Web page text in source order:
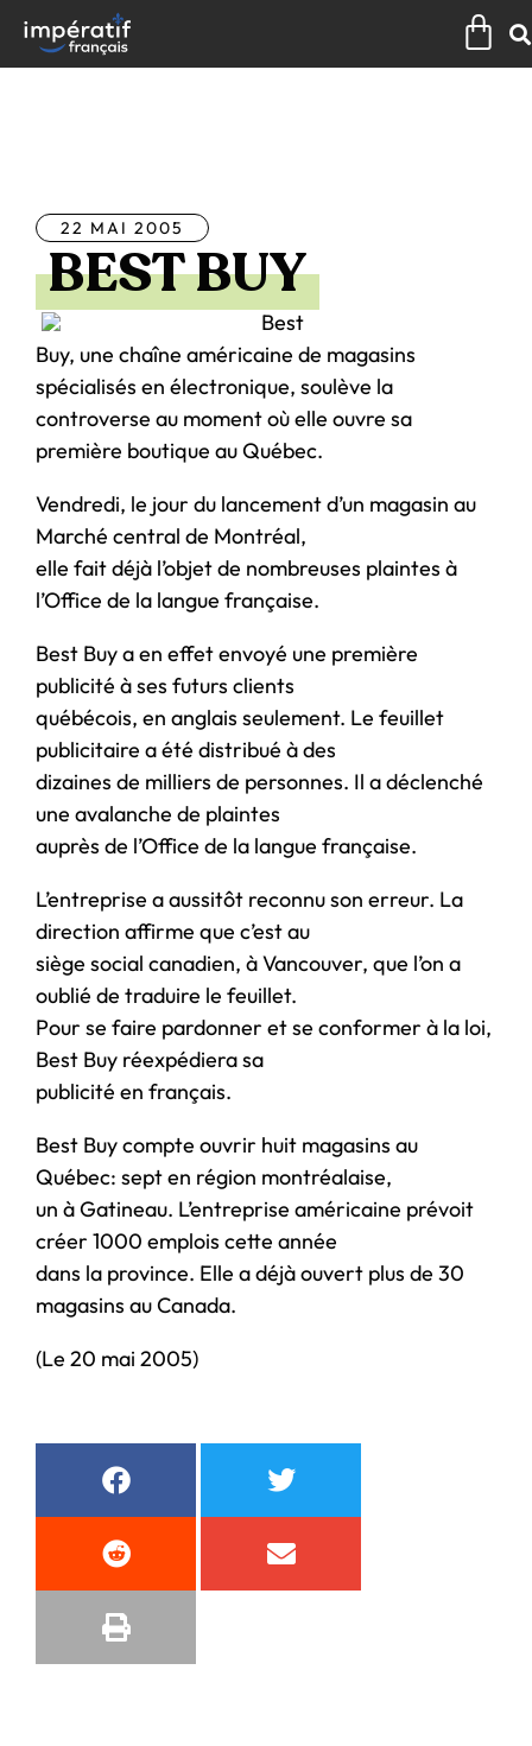
contenu
22 MAI 2005
BEST BUY
Best
Buy, une chaîne américaine de magasins
spécialisés en électronique, soulève la
controverse au moment où elle ouvre sa
première boutique au Québec.
Vendredi, le jour du lancement d’un magasin au
Marché central de Montréal,
elle fait déjà l’objet de nombreuses plaintes à
l’Office de la langue française.
Best Buy a en effet envoyé une première
publicité à ses futurs clients
québécois, en anglais seulement. Le feuillet
publicitaire a été distribué à des
dizaines de milliers de personnes. Il a déclenché
une avalanche de plaintes
auprès de l’Office de la langue française.
L’entreprise a aussitôt reconnu son erreur. La
direction affirme que c’est au
siège social canadien, à Vancouver, que l’on a
oublié de traduire le feuillet.
Pour se faire pardonner et se conformer à la loi,
Best Buy réexpédiera sa
publicité en français.
Best Buy compte ouvrir huit magasins au
Québec: sept en région montréalaise,
un à Gatineau. L’entreprise américaine prévoit
créer 1000 emplois cette année
dans la province. Elle a déjà ouvert plus de 30
magasins au Canada.
(Le 20 mai 2005)